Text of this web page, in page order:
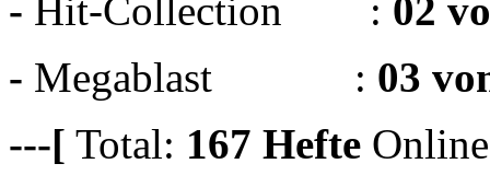
- Hit-Collection : 02
- Megablast : 03
---[ Total: 167 Hefte Online